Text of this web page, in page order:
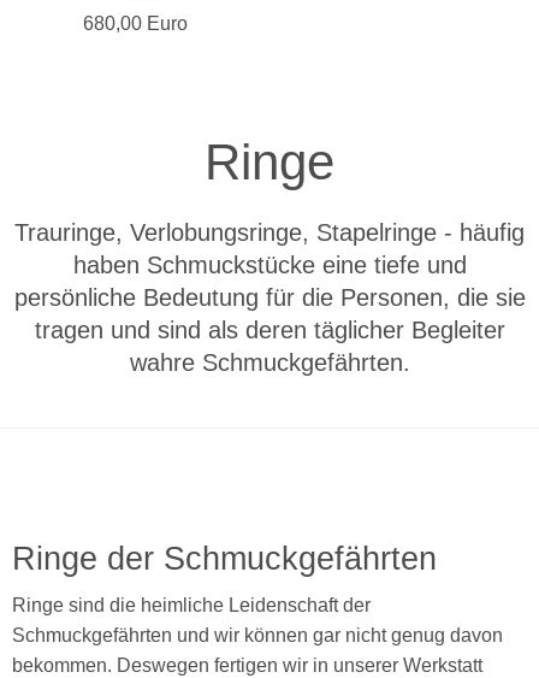
680,00 Euro
Ringe
Trauringe, Verlobungsringe, Stapelringe - häufig
haben Schmuckstücke eine tiefe und
persönliche Bedeutung für die Personen, die sie
tragen und sind als deren täglicher Begleiter
wahre Schmuckgefährten.
Ringe der Schmuckgefährten
Ringe sind die heimliche Leidenschaft der
Schmuckgefährten und wir können gar nicht genug davon
bekommen. Deswegen fertigen wir in unserer Werkstatt